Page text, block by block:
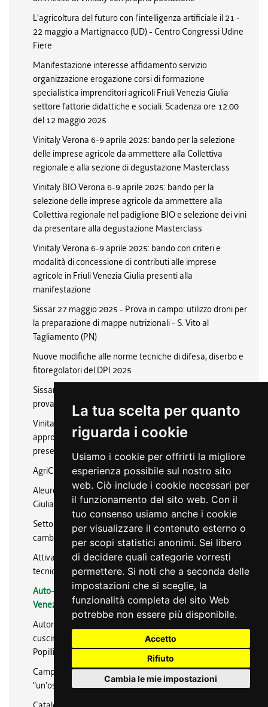
La tua scelta per quanto
riguarda i cookie
Usiamo i cookie per offrirti la migliore
esperienza possibile sul nostro sito
web. Ciò include i cookie necessari per
il funzionamento del sito web. Con il
tuo consenso usiamo anche i cookie
per visualizzare il contenuto esterno o
per scopi statistici anonimi. Sei libero
di decidere quali categorie vorresti
permettere. Si noti che a seconda delle
impostazioni che si sceglie, la
funzionalità completa del sito Web
potrebbe non essere più disponibile.
Accetto
Rifiuto
Cambia le mie impostazioni
L'agricoltura del futuro con l'intelligenza artificiale il 21 -
22 maggio a Martignacco (UD) - Centro Congressi Udine
Fiere
Manifestazione interesse affidamento servizio
organizzazione erogazione corsi di formazione
specialistica imprenditori agricoli Friuli Venezia Giulia
settore fattorie didattiche e sociali. Scadenza ore 12.00
del 12 maggio 2025
Vinitaly Verona 6-9 aprile 2025: bando per la selezione
delle imprese agricole da ammettere alla Collettiva
regionale e alla sezione di degustazione Masterclass
Vinitaly BIO Verona 6-9 aprile 2025: bando per la
selezione delle imprese agricole da ammettere alla
Collettiva regionale nel padiglione BIO e selezione dei vini
da presentare alla degustazione Masterclass
Vinitaly Verona 6-9 aprile 2025: bando con criteri e
modalità di concessione di contributi alle imprese
agricole in Friuli Venezia Giulia presenti alla
manifestazione
Sissar 27 maggio 2025 - Prova in campo: utilizzo droni per
la preparazione di mappe nutrizionali - S. Vito al
Tagliamento (PN)
Nuove modifiche alle norme tecniche di difesa, diserbo e
fitoregolatori del DPI 2025
Sissar 7 giugno 2025: Giornata di defogliazione vigneti
prova in campo a San Vito al Tagliamento (PN)
Vinitaly Verona 6- 9 aprile 2025: determinazione e
approvazione della composizione dei vini in
presentazione nelle Masterclass
AgriCS: webinar sul modello di Gestione Aziendale
Aleurodide spinoso – allerta in regione Friuli Venezia
Giulia
Settore apistico in Friuli Venezia Giulia: l’impatto dei
cambiamenti climatici e l’eccellenza del miele regionale
Attivati nuovi canali social per i servizi di assistenza
tecnica SISSAR 2025 – PESCO E PERO
Auto-classificazione agriturismi con alloggio del Friuli
Venezia Giulia comodamente da casa
Autorizzazione allo spostamento al di fuori della zona
cuscinetto dell’area delimitata per l’organismo nocivo
Popillia japonica Newman
Campagna di sensibilizzazione: Popillia japonica,
"un'ospite" poco gradita